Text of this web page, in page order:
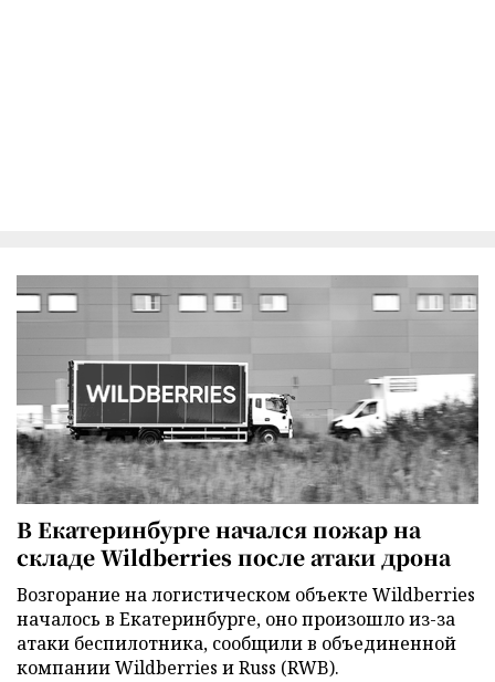
В Екатеринбурге начался пожар на
складе Wildberries после атаки дрона
Возгорание на логистическом объекте Wildberries
началось в Екатеринбурге, оно произошло из-за
атаки беспилотника, сообщили в объединенной
компании Wildberries и Russ (RWB).